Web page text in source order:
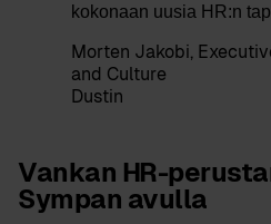
kokonaan uusia HR:n
Morten Jakobi,
and Culture
Dustin
Vankan HR-
Sympan avulla